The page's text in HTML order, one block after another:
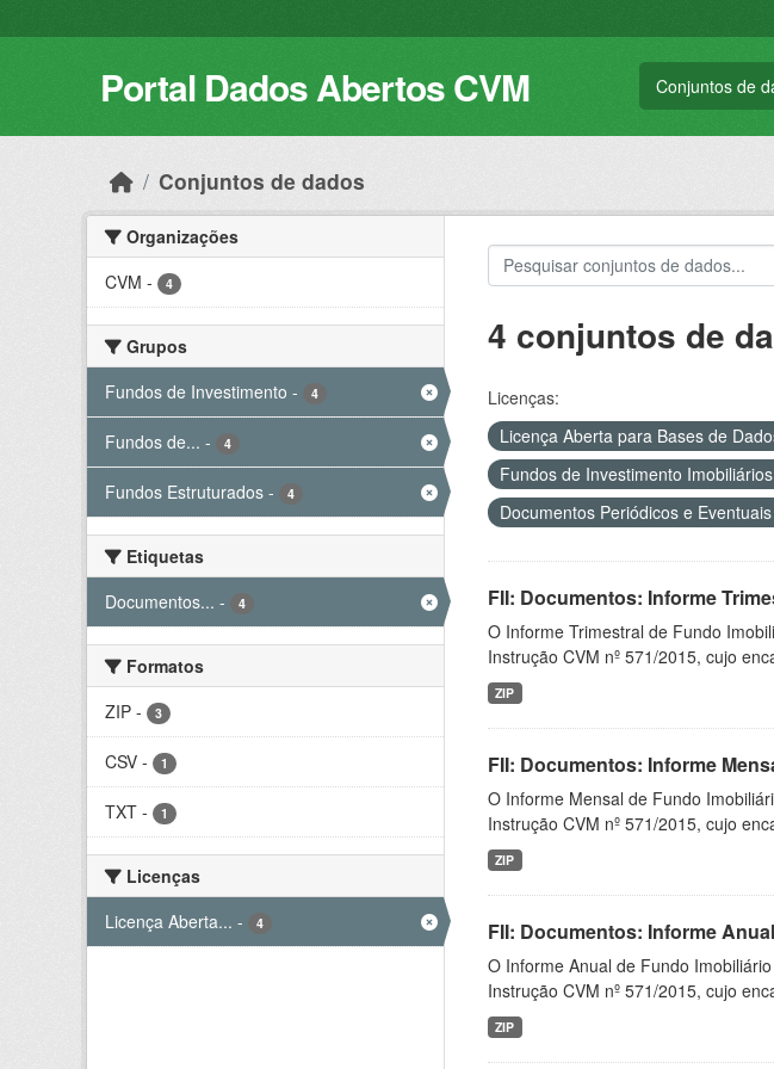
Portal Dados Abertos CVM Conjuntos de
Conjuntos de dados
Organizações
CVM - 4
Grupos
Fundos de Investimento - 4
Fundos de... - 4
Fundos Estruturados - 4
Etiquetas
Documentos... - 4
Formatos
ZIP - 3
CSV - 1
TXT - 1
Licenças
Licença Aberta... - 4
4 conjuntos de
Licenças:
Licença Aberta para Bases de
Fundos de Investimento Imobiliários
Documentos Periódicos e
FII: Documentos: Informe
O Informe Trimestral de Fundo
Instrução CVM nº 571/2015, cujo
ZIP
FII: Documentos: Informe
O Informe Mensal de Fundo
Instrução CVM nº 571/2015, cujo
ZIP
FII: Documentos: Informe
O Informe Anual de Fundo
Instrução CVM nº 571/2015, cujo
ZIP